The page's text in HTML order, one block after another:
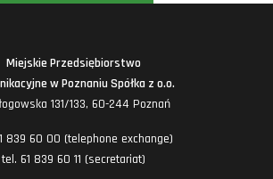
Miejskie Przedsiębiorstwo
w Poznaniu Spółka z o.o.
131/133, 60-244 Poznań
839 60 00 (telephone exchange)
tel. 61 839 60 11 (secretariat)